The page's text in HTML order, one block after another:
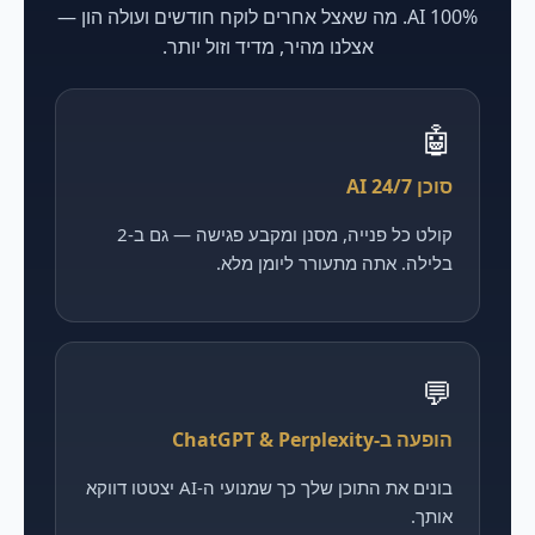
100% AI. מה שאצל אחרים לוקח חודשים ועולה הון —
אצלנו מהיר, מדיד וזול יותר.
🤖
סוכן AI 24/7
קולט כל פנייה, מסנן ומקבע פגישה — גם ב-2
בלילה. אתה מתעורר ליומן מלא.
💬
הופעה ב-ChatGPT & Perplexity
בונים את התוכן שלך כך שמנועי ה-AI יצטטו דווקא
אותך.